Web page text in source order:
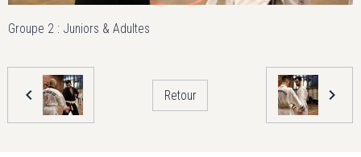
Groupe 2 : Juniors & Adultes
Retour